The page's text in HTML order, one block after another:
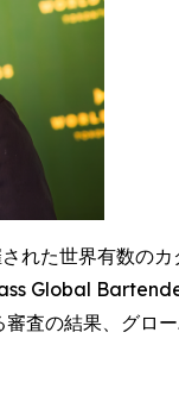
れた世界有数の
Global
査の結果、グロ